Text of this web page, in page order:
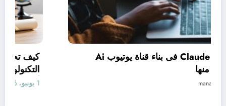
وتحقيق الربح منها
1 يونيو، 2026